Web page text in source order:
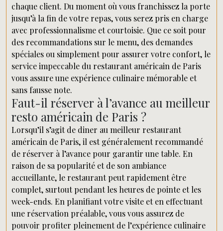
chaque client. Du moment où vous franchissez la porte
jusqu’à la fin de votre repas, vous serez pris en charge
avec professionnalisme et courtoisie. Que ce soit pour
des recommandations sur le menu, des demandes
spéciales ou simplement pour assurer votre confort, le
service impeccable du restaurant américain de Paris
vous assure une expérience culinaire mémorable et
sans fausse note.
Faut-il réserver à l’avance au meilleur
resto américain de Paris ?
Lorsqu’il s’agit de diner au meilleur restaurant
américain de Paris, il est généralement recommandé
de réserver à l’avance pour garantir une table. En
raison de sa popularité et de son ambiance
accueillante, le restaurant peut rapidement être
complet, surtout pendant les heures de pointe et les
week-ends. En planifiant votre visite et en effectuant
une réservation préalable, vous vous assurez de
pouvoir profiter pleinement de l’expérience culinaire